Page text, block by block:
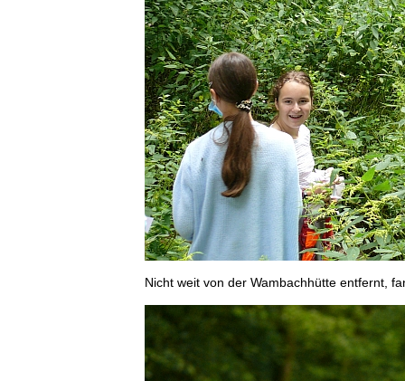
Nicht weit von der Wambachhütte entfernt,